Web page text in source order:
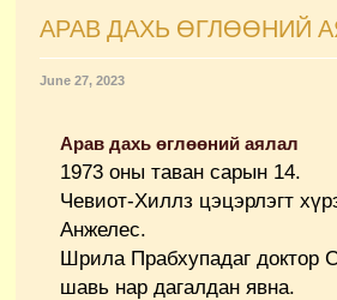
АРАВ ДАХЬ ӨГЛӨӨНИЙ
June 27, 2023
Арав дахь өглөөний аялал
1973 оны таван сарын 14.
Чевиот-Хиллз цэцэрлэгт
Анжелес.
Шрила Прабхупадаг доктор
шавь нар дагалдан явна.